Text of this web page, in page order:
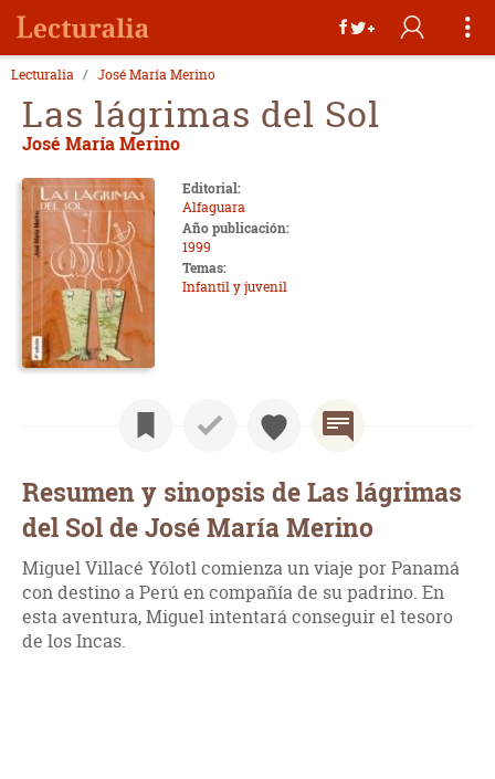
Lecturalia José María Merino
Las lágrimas del Sol
José María Merino
Editorial:
Alfaguara
Año publicación:
1999
Temas:
Infantil y juvenil
Resumen y sinopsis de Las lágrimas
del Sol de José María Merino
Miguel Villacé Yólotl comienza un viaje por Panamá
con destino a Perú en compañía de su padrino. En
esta aventura, Miguel intentará conseguir el tesoro
de los Incas.